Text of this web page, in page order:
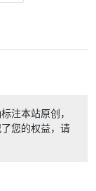
注本站原创，
您的权益，请